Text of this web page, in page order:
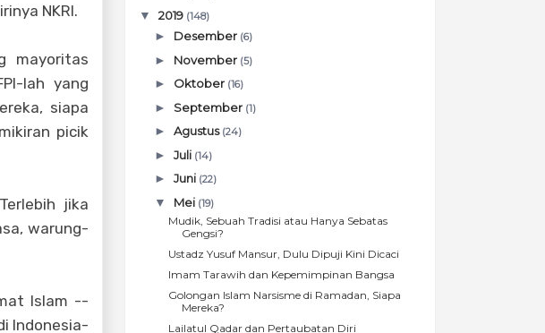
NKRI.
mayoritas
lah yang
siapa
picik
jika
warung-
Islam --
Indonesia-
▼2019 (148)
► Desember (6)
► November (5)
► Oktober (16)
► September (1)
►Agustus (24)
►Juli (14)
►Juni (22)
▼ Mei (19)
Mudik, Sebuah Tradisi atau Hanya Sebatas
Gengsi?
Ustadz Yusuf Mansur, Dulu Dipuji Kini Dicaci
Imam Tarawih dan Kepemimpinan Bangsa
Golongan Islam Narsisme di Ramadan, Siapa
Mereka?
Lailatul Qadar dan Pertaubatan Diri